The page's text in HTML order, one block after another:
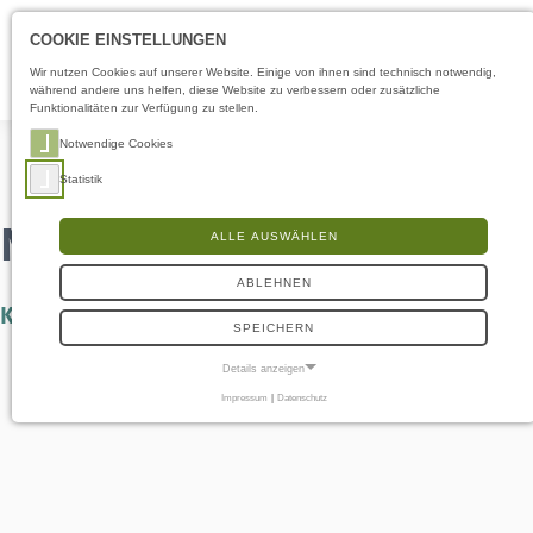
Öffnungszeiten
NATURforbunden
Kombinationen…
COOKIE EINSTELLUNGEN
Wir nutzen Cookies auf unserer Website. Einige von ihnen sind technisch notwendig,
während andere uns helfen, diese Website zu verbessern oder zusätzliche
Funktionalitäten zur Verfügung zu stellen.
Notwendige Cookies
Statistik
ALLE AUSWÄHLEN
ABLEHNEN
SPEICHERN
Details anzeigen
Impressum | Datenschutz